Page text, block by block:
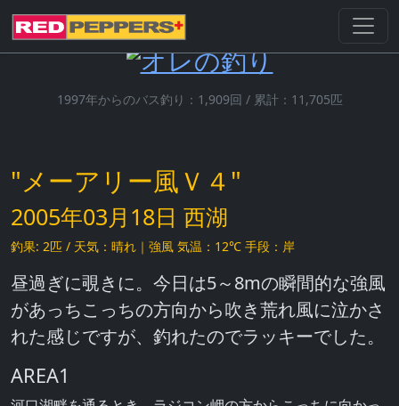
1997年からのバス釣り：1,909回 / 累計：11,705匹
"メーアリー風Ｖ４"
2005年03月18日 西湖
釣果: 2匹 / 天気：晴れ｜強風 気温：12℃ 手段：岸
昼過ぎに覗きに。今日は5～8mの瞬間的な強風
があっちこっちの方向から吹き荒れ風に泣かさ
れた感じですが、釣れたのでラッキーでした。
AREA1